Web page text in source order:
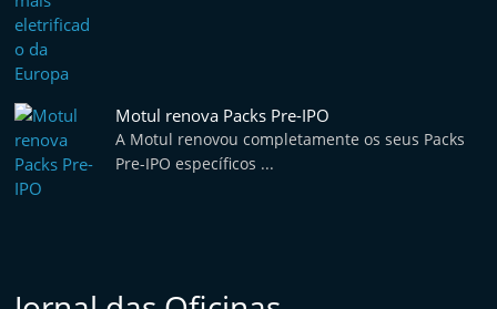
Motul renova Packs Pre-IPO
A Motul renovou completamente os seus Packs
Pre-IPO específicos ...